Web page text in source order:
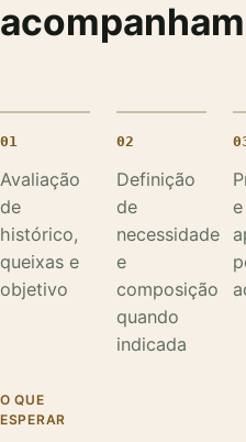
01
Avaliação
de
histórico,
queixas e
objetivo
02
Definição
de
necessidade
e
composição
quando
indicada
e
O QUE
ESPERAR